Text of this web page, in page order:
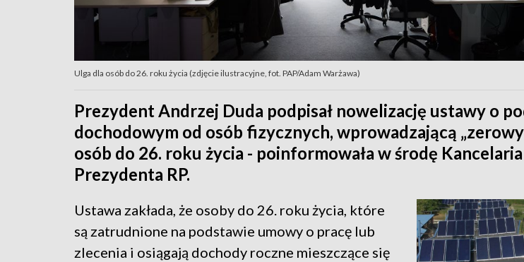
Ulga dla osób do 26. roku życia (zdjęcie ilustracyjne, fot. PAP/Adam Warżawa)
Prezydent Andrzej Duda podpisał nowelizację ustawy o
dochodowym od osób fizycznych, wprowadzającą „zerowy
osób do 26. roku życia - poinformowała w środę Kancelaria
Prezydenta RP.
Ustawa zakłada, że osoby do 26. roku życia, które
są zatrudnione na podstawie umowy o pracę lub
zlecenia i osiągają dochody roczne mieszczące się